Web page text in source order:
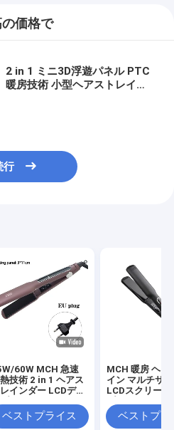
価格で
2 in 1 ミニ3D浮遊パネル PTC
暖房技術 小型ヘアストレイン
行
60W MCH 急速
技術 2 in 1 ヘアス
レインダー LCDディ
ベストプライス
MCH 暖房 ヘア
イン マルチサ
LCDスクリーン
のツール
ベストプラ